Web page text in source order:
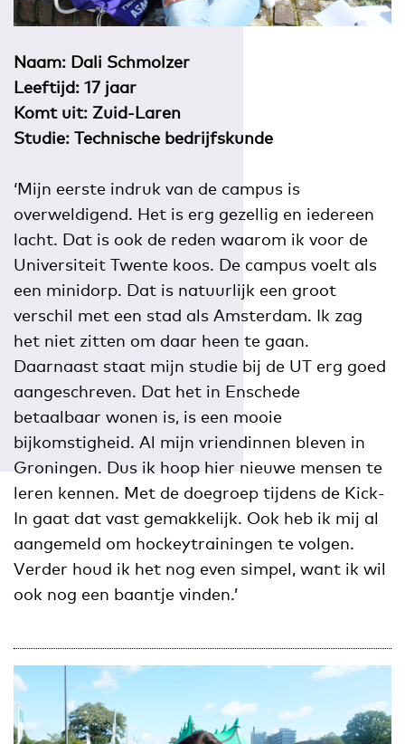
Naam: Dali Schmolzer
Leeftijd: 17 jaar
Komt uit: Zuid-Laren
Studie: Technische bedrijfskunde
‘Mijn eerste indruk van de campus is
overweldigend. Het is erg gezellig en iedereen
lacht. Dat is ook de reden waarom ik voor de
Universiteit Twente koos. De campus voelt als
een minidorp. Dat is natuurlijk een groot
verschil met een stad als Amsterdam. Ik zag
het niet zitten om daar heen te gaan.
Daarnaast staat mijn studie bij de UT erg goed
aangeschreven. Dat het in Enschede
betaalbaar wonen is, is een mooie
bijkomstigheid. Al mijn vriendinnen bleven in
Groningen. Dus ik hoop hier nieuwe mensen te
leren kennen. Met de doegroep tijdens de Kick-
In gaat dat vast gemakkelijk. Ook heb ik mij al
aangemeld om hockeytrainingen te volgen.
Verder houd ik het nog even simpel, want ik wil
ook nog een baantje vinden.’